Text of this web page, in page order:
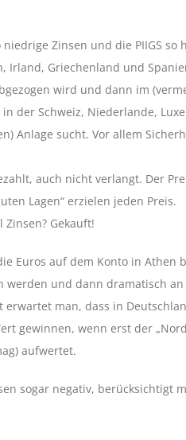
Zinsen und die PIIGS so
Irland, Griechenland und
wird und dann im
der Schweiz, Niederlande,
Anlage sucht. Vor allem
auch nicht verlangt. Der
Lagen“ erzielen jeden Preis.
Gekauft!
Euros auf dem Konto in Athen
werden und dann dramatisch
man, dass in
gewinnen, wenn erst der
aufwertet.
sogar negativ, berücksichtigt